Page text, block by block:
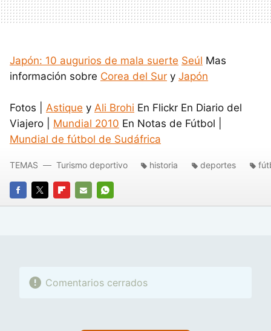
Japón: 10 augurios de mala suerte Seúl Mas
información sobre Corea del Sur y Japón
Fotos | Astique y Ali Brohi En Flickr En Diario del
Viajero | Mundial 2010 En Notas de Fútbol |
Mundial de fútbol de Sudáfrica
FACEBOOK
TWITTERFLIPBOARD
E-
WHATSAPP
TEMAS Turismo deportivo historia deportes
Comentarios cerrados